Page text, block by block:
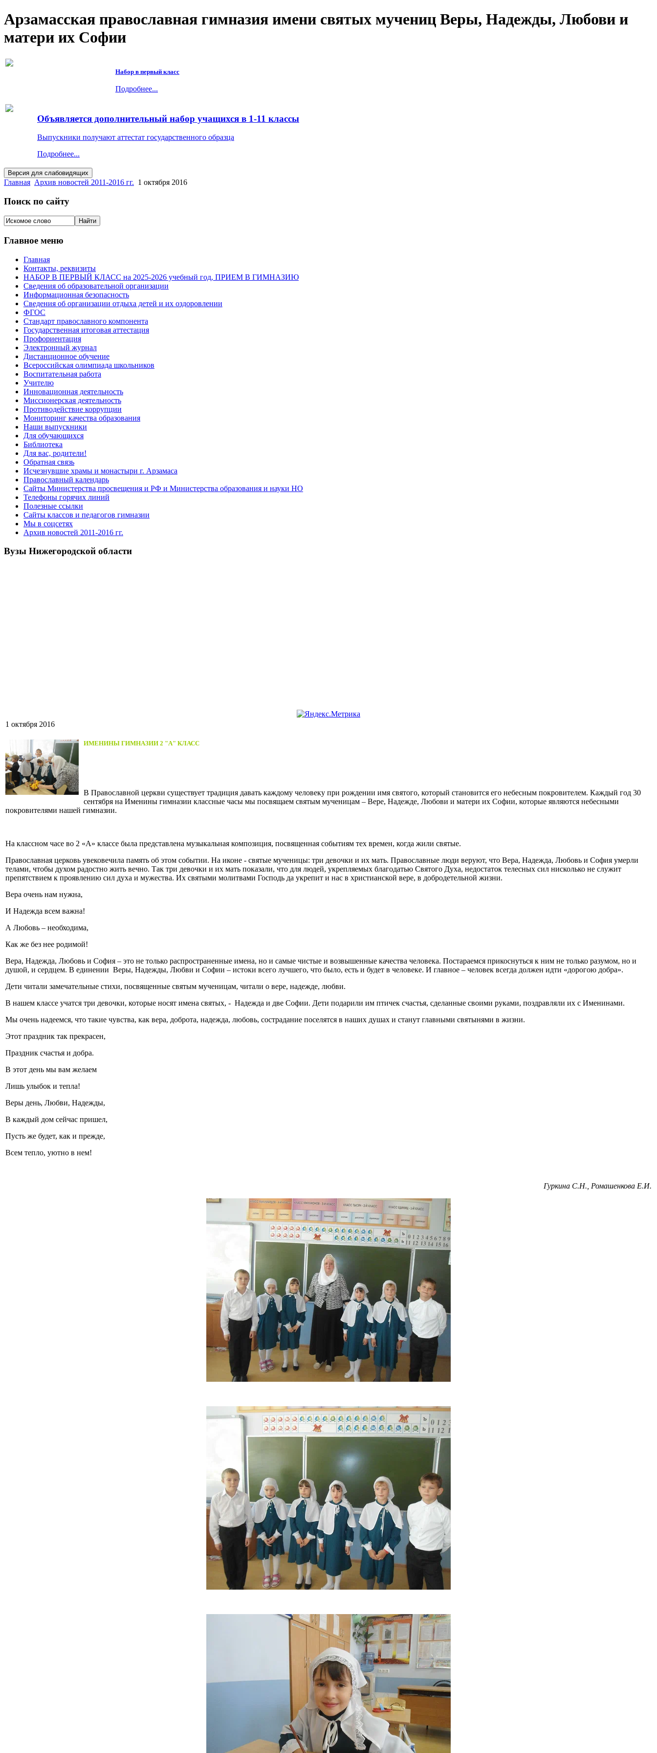
Арзамасская православная гимназия имени святых мучениц Веры, Надежды, Любови и
матери их Софии
Набор в первый класс
Подробнее...
Объявляется дополнительный набор учащихся в 1-11 классы
Выпускники получают аттестат государственного образца
Подробнее...
Главная Архив новостей 2011-2016 гг. 1 октября 2016
Поиск по сайту
Главное меню
Главная
Контакты, реквизиты
НАБОР В ПЕРВЫЙ КЛАСС на 2025-2026 учебный год, ПРИЕМ В ГИМНАЗИЮ
Сведения об образовательной организации
Информационная безопасность
Сведения об организации отдыха детей и их оздоровлении
ФГОС
Стандарт православного компонента
Государственная итоговая аттестация
Профориентация
Электронный журнал
Дистанционное обучение
Всероcсийская олимпиада школьников
Воспитательная работа
Учителю
Инновационная деятельность
Миссионерская деятельность
Противодействие коррупции
Мониторинг качества образования
Наши выпускники
Для обучающихся
Библиотека
Для вас, родители!
Обратная связь
Исчезнувшие храмы и монастыри г. Арзамаса
Православный календарь
Сайты Министерства просвещения и РФ и Министерства образования и науки НО
Телефоны горячих линий
Полезные ссылки
Сайты классов и педагогов гимназии
Мы в соцсетях
Архив новостей 2011-2016 гг.
Вузы Нижегородской области
1 октября 2016
ИМЕНИНЫ ГИМНАЗИИ 2 "А" КЛАСС
В Православной церкви существует традиция давать каждому человеку при рождении имя святого, который становится его небесным покровителем. Каждый год 30
сентября на Именины гимназии классные часы мы посвящаем святым мученицам – Вере, Надежде, Любови и матери их Софии, которые являются небесными
покровителями нашей гимназии.
На классном часе во 2 «А» классе была представлена музыкальная композиция, посвященная событиям тех времен, когда жили святые.
Православная церковь увековечила память об этом событии. На иконе - святые мученицы: три девочки и их мать. Православные люди веруют, что Вера, Надежда, Любовь и София умерли
телами, чтобы духом радостно жить вечно. Так три девочки и их мать показали, что для людей, укрепляемых благодатью Святого Духа, недостаток телесных сил нисколько не служит
препятствием к проявлению сил духа и мужества. Их святыми молитвами Господь да укрепит и нас в христианской вере, в добродетельной жизни.
Вера очень нам нужна,
И Надежда всем важна!
А Любовь – необходима,
Как же без нее родимой!
Вера, Надежда, Любовь и София – это не только распространенные имена, но и самые чистые и возвышенные качества человека. Постараемся прикоснуться к ним не только разумом, но и
душой, и сердцем. В единении Веры, Надежды, Любви и Софии – истоки всего лучшего, что было, есть и будет в человеке. И главное – человек всегда должен идти «дорогою добра».
Дети читали замечательные стихи, посвященные святым мученицам, читали о вере, надежде, любви.
В нашем классе учатся три девочки, которые носят имена святых, - Надежда и две Софии. Дети подарили им птичек счастья, сделанные своими руками, поздравляли их с Именинами.
Мы очень надеемся, что такие чувства, как вера, доброта, надежда, любовь, сострадание поселятся в наших душах и станут главными святынями в жизни.
Этот праздник так прекрасен,
Праздник счастья и добра.
В этот день мы вам желаем
Лишь улыбок и тепла!
Веры день, Любви, Надежды,
В каждый дом сейчас пришел,
Пусть же будет, как и прежде,
Всем тепло, уютно в нем!
Гуркина С.Н., Ромашенкова Е.И.